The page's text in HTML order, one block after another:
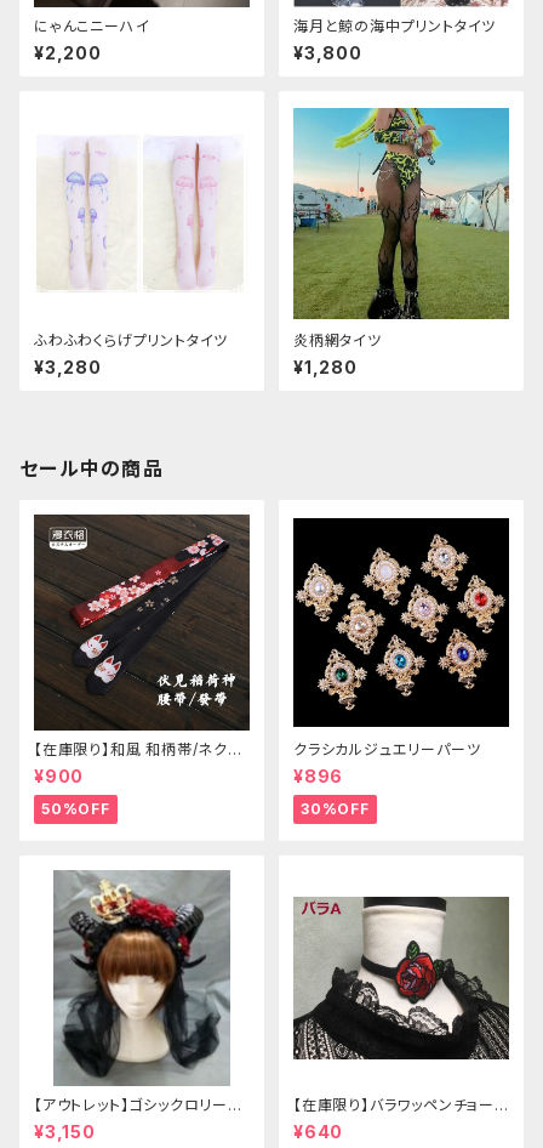
にゃんこニーハイ
¥2,200
海月と鯨の海中プリントタイツ
¥3,800
ふわふわくらげプリントタイツ
¥3,280
炎柄網タイツ
¥1,280
セール中の商品
【在庫限り】和風 和柄帯/ネクタ
イ/リボン（狐面/金魚
¥900
50%OFF
クラシカルジュエリーパーツ
¥896
30%OFF
【アウトレット】ゴシックロリータ
ゴールドクラウン＆ホーン(ヴェ
ール付き)
¥3,150
【在庫限り】バラワッペンチョーカ
ー
¥640